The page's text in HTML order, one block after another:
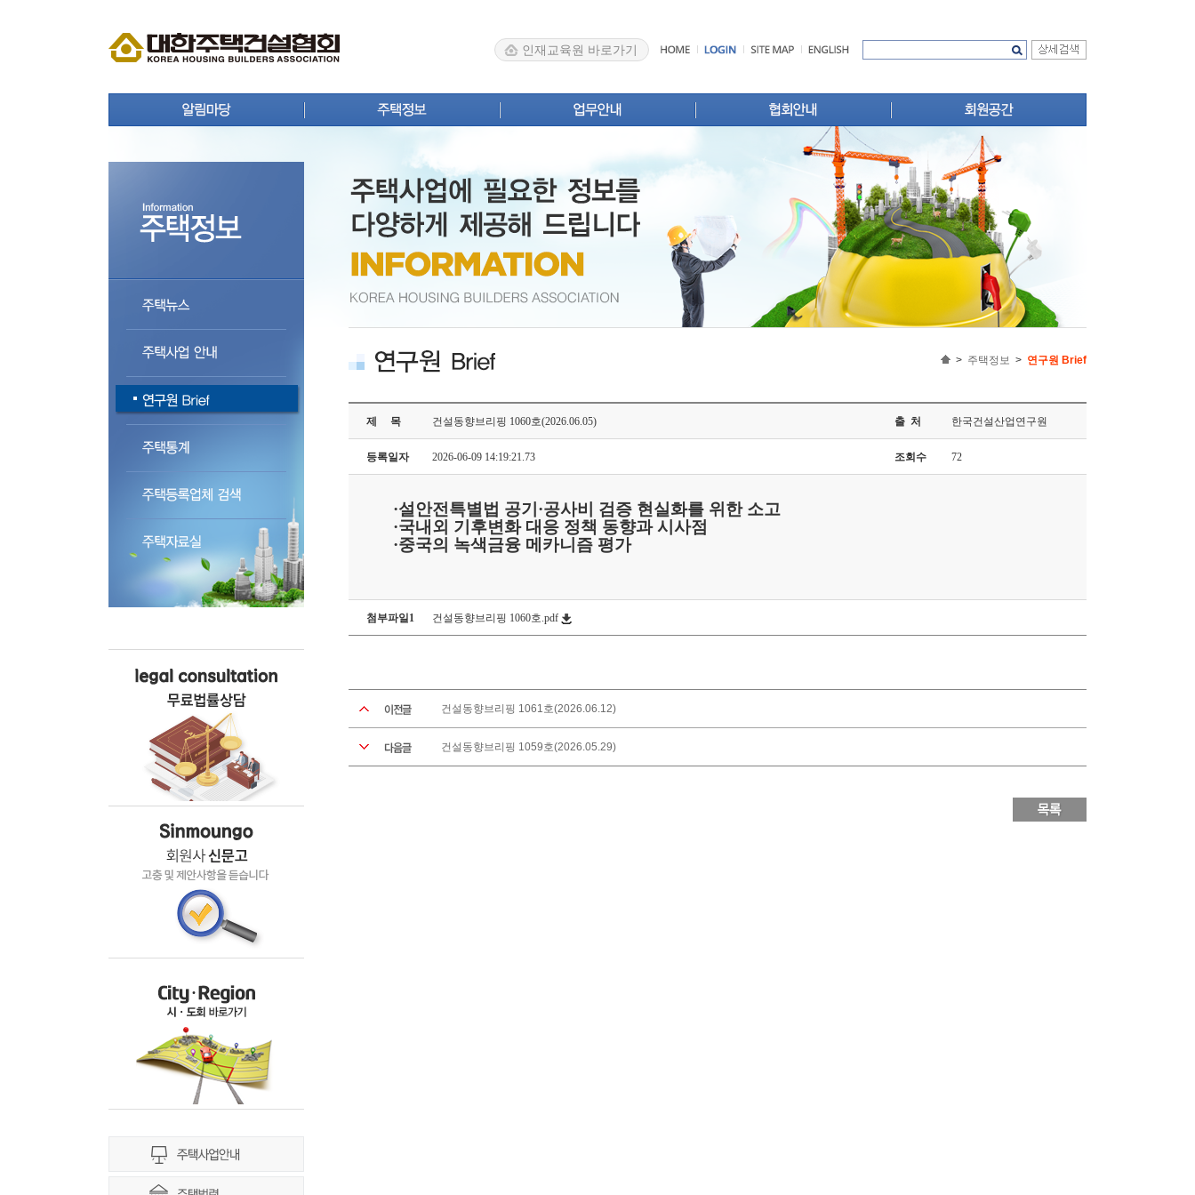
인재교육원 바로가기
회원사 동정
상생 협력 마당
주택사업 안내
연구원 Brief
주택통계
주택등록업체 검색
주택자료실
영업실적·계획신고
분양실적·계획신고
확인서발급
자주 묻는 질문
주택사업자 윤리강령
조직 및 구성
주요업무 추진실적
법령·제도개선 실적
무료법률상담
회원사 신문고
범정부 애로해소 지원센터
택지정보
업무서식
회원자료실
> 주택정보 > 연구원 Brief
제 목 건설동향브리핑 1060호(2026.06.05) 출 처 한국건설산업연구원
등록일자 2026-06-09 14:19:21.73 조회수 72
·설안전특별법 공기·공사비 검증 현실화를 위한 소고
·국내외 기후변화 대응 정책 동향과 시사점
·중국의 녹색금융 메카니즘 평가
첨부파일1 건설동향브리핑 1060호.pdf
건설동향브리핑 1061호(2026.06.12)
건설동향브리핑 1059호(2026.05.29)